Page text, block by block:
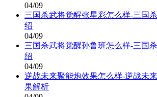
04/09
三国杀武将觉醒张星彩怎么样-三国
绍
04/09
三国杀武将觉醒孙鲁班怎么样-三国
绍
04/09
逆战未来聚能炮效果怎么样-逆战未
果解析